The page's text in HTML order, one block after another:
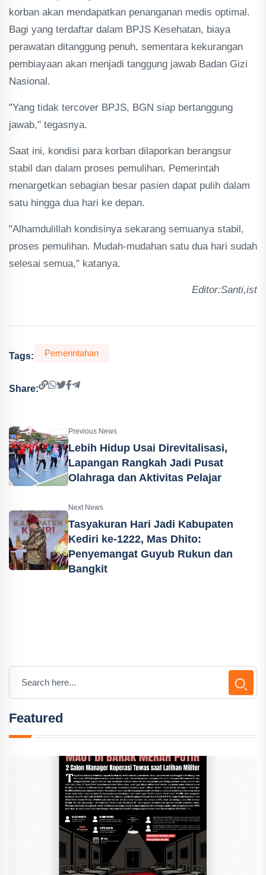
korban akan mendapatkan penanganan medis optimal.
Bagi yang terdaftar dalam BPJS Kesehatan, biaya
perawatan ditanggung penuh, sementara kekurangan
pembiayaan akan menjadi tanggung jawab Badan Gizi
Nasional.
"Yang tidak tercover BPJS, BGN siap bertanggung
jawab," tegasnya.
Saat ini, kondisi para korban dilaporkan berangsur
stabil dan dalam proses pemulihan. Pemerintah
menargetkan sebagian besar pasien dapat pulih dalam
satu hingga dua hari ke depan.
"Alhamdulillah kondisinya sekarang semuanya stabil,
proses pemulihan. Mudah-mudahan satu dua hari sudah
selesai semua," katanya.
Editor:Santi,ist
Tags: Pemerintahan
Share:
Previous News
Lebih Hidup Usai Direvitalisasi,
Lapangan Rangkah Jadi Pusat
Olahraga dan Aktivitas Pelajar
Next News
Tasyakuran Hari Jadi Kabupaten
Kediri ke-1222, Mas Dhito:
Penyemangat Guyub Rukun dan
Bangkit
Featured